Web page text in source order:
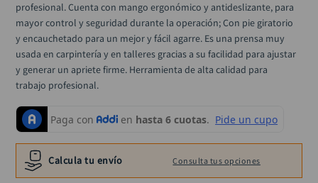
profesional. Cuenta con mango ergonómico y antideslizante, para
mayor control y seguridad durante la operación; Con pie giratorio
y encauchetado para un mejor y fácil agarre. Es una prensa muy
usada en carpintería y en talleres gracias a su facilidad para ajustar
y generar un apriete firme. Herramienta de alta calidad para
trabajo profesional.
Calcula tu envío Consulta tus opciones